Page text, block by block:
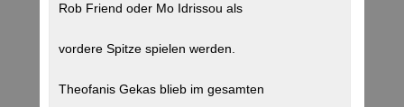
Rob Friend oder Mo Idrissou als
vordere Spitze spielen werden.
Theofanis Gekas blieb im gesamten